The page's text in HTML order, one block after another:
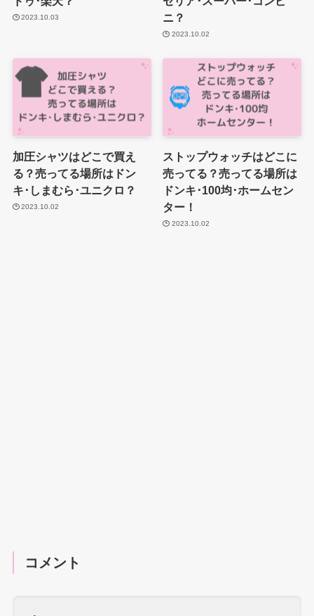
2023.10.03
ニ？
2023.10.02
加圧シャツはどこで買え
る？売ってる場所はドン
キ･しまむら･ユニクロ？
2023.10.02
ストップウォッチはどこに
売ってる？売ってる場所は
ドンキ･100均･ホームセン
ター！
2023.10.02
コメント